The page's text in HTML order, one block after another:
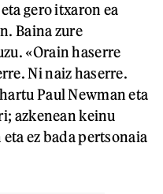
gero itxaron ea
Baina zure
«Orain haserre
Ni naiz haserre.
Paul Newman eta
azkenean keinu
ez bada pertsonaia